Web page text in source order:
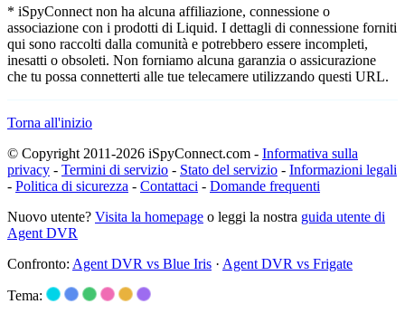
* iSpyConnect non ha alcuna affiliazione, connessione o
associazione con i prodotti di Liquid. I dettagli di connessione forniti
qui sono raccolti dalla comunità e potrebbero essere incompleti,
inesatti o obsoleti. Non forniamo alcuna garanzia o assicurazione
che tu possa connetterti alle tue telecamere utilizzando questi URL.
Torna all'inizio
© Copyright 2011-2026 iSpyConnect.com - Informativa sulla
privacy - Termini di servizio - Stato del servizio - Informazioni legali
- Politica di sicurezza - Contattaci - Domande frequenti
Nuovo utente? Visita la homepage o leggi la nostra guida utente di
Agent DVR
Confronto: Agent DVR vs Blue Iris · Agent DVR vs Frigate
Tema: